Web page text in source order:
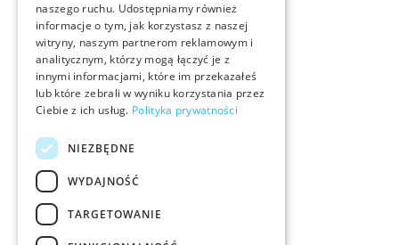
naszego ruchu. Udostępniamy również
informacje o tym, jak korzystasz z naszej
witryny, naszym partnerom reklamowym i
analitycznym, którzy mogą łączyć je z
innymi informacjami, które im przekazałeś
lub które zebrali w wyniku korzystania przez
Ciebie z ich usług. Polityka prywatności
NIEZBĘDNE
WYDAJNOŚĆ
TARGETOWANIE